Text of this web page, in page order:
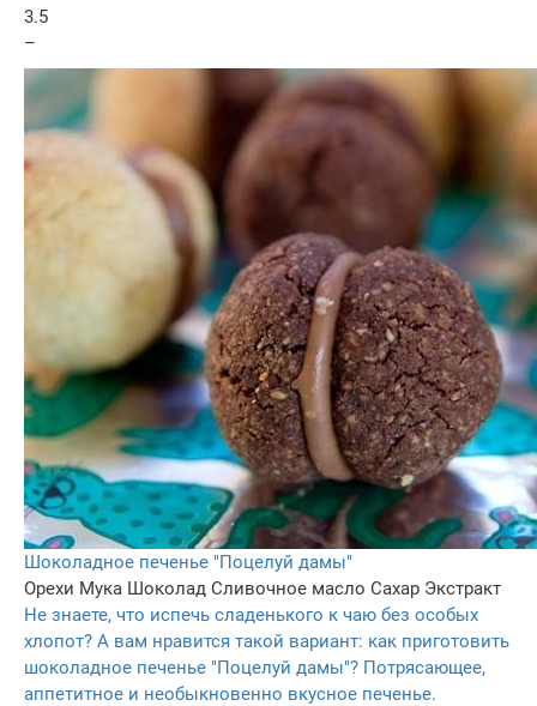
3.5
–
Шоколадное печенье "Поцелуй дамы"
Орехи Мука Шоколад Сливочное масло Сахар Экстракт
Не знаете, что испечь сладенького к чаю без особых
хлопот? А вам нравится такой вариант: как приготовить
шоколадное печенье "Поцелуй дамы"? Потрясающее,
аппетитное и необыкновенно вкусное печенье.